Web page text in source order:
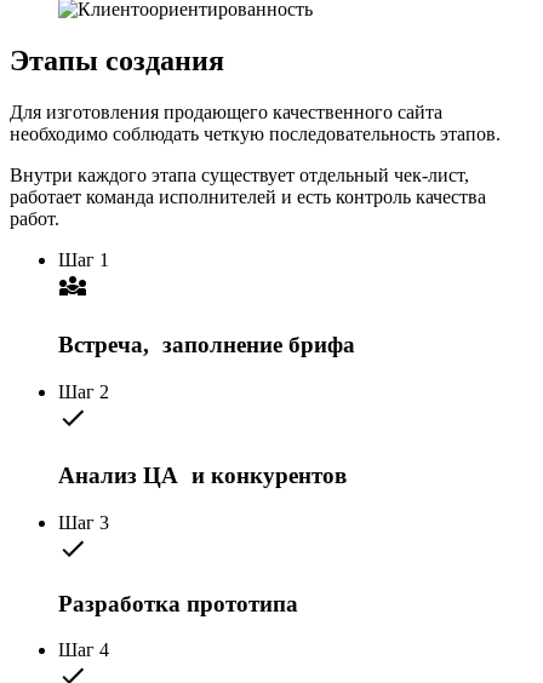
Этапы создания
Для изготовления продающего качественного сайта
необходимо соблюдать четкую последовательность этапов.
Внутри каждого этапа существует отдельный чек-лист,
работает команда исполнителей и есть контроль качества
работ.
Шаг 1
Встреча, заполнение брифа
Шаг 2
Анализ ЦА и конкурентов
Шаг 3
Разработка прототипа
Шаг 4